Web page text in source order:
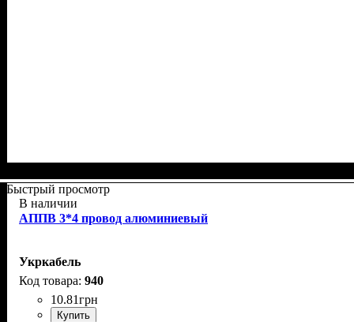
Быстрый просмотр
В наличии
АППВ 3*4 провод алюминиевый
Укркабель
940
10.81грн
Купить